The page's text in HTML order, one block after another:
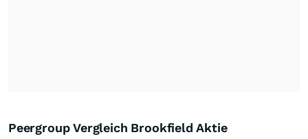
Peergroup Vergleich Brookfield Aktie